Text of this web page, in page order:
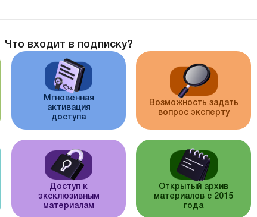
Что входит в подписку?
Мгновенная
активация
доступа
Возможность задать
вопрос эксперту
Доступ к
эксклюзивным
материалам
Открытый архив
материалов с 2015
года